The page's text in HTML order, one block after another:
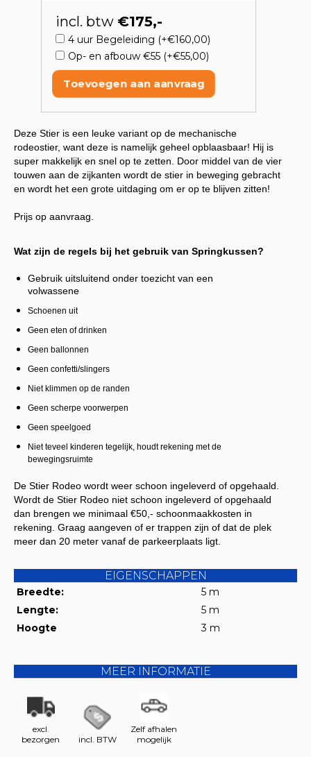
incl. btw €175,-
4 uur Begeleiding (+€160,00)
Op- en afbouw €55 (+€55,00)
Toevoegen aan aanvraag
Deze Stier is een leuke variant op de mechanische
rodeostier, want deze is namelijk geheel opblaasbaar! Hij is
super makkelijk en snel op te zetten. Door middel van de vier
touwen aan de zijkanten wordt de stier in beweging gebracht
en wordt het een grote uitdaging om er op te blijven zitten!
Prijs op aanvraag.
Wat zijn de regels bij het gebruik van Springkussen?
Gebruik uitsluitend onder toezicht van een
volwassene
Schoenen uit
Geen eten of drinken
Geen ballonnen
Geen confetti/slingers
Niet klimmen op de randen
Geen scherpe voorwerpen
Geen speelgoed
Niet teveel kinderen tegelijk, houdt rekening met de
bewegingsruimte
De Stier Rodeo wordt weer schoon ingeleverd of opgehaald.
Wordt de Stier Rodeo niet schoon ingeleverd of opgehaald
dan brengen we minimaal €50,- schoonmaakkosten in
rekening. Graag aangeven of er trappen zijn of dat de plek
meer dan 20 meter vanaf de parkeerplaats ligt.
EIGENSCHAPPEN
Breedte:
5 m
Lengte:
5 m
Hoogte
3 m
MEER INFORMATIE
excl.
bezorgen
incl. BTW
Zelf afhalen
mogelijk